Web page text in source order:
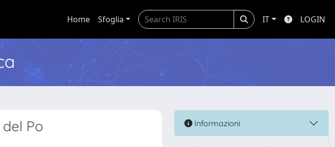
Home Sfoglia IT LOGIN
Po Informazioni